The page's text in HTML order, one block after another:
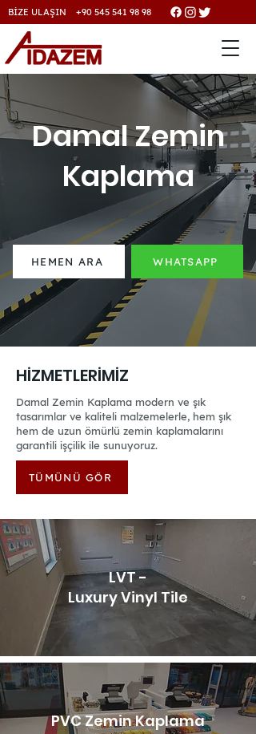
BİZE ULAŞIN +90 545 541 98 98
Damal Zemin
Kaplama
HEMEN ARA WHATSAPP
HİZMETLERİMİZ
Damal Zemin Kaplama modern ve şık
tasarımlar ve kaliteli malzemelerle, hem şık
hem de uzun ömürlü zemin kaplamalarını
garantili işçilik ile sunuyoruz.
TÜMÜNÜ GÖR
LVT -
Luxury Vinyl Tile
PVC Zemin Kaplama